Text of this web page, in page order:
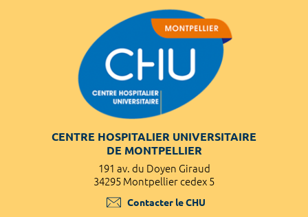
CENTRE HOSPITALIER UNIVERSITAIRE
DE MONTPELLIER
191 av. du Doyen Giraud
34295 Montpellier cedex 5
Contacter le CHU